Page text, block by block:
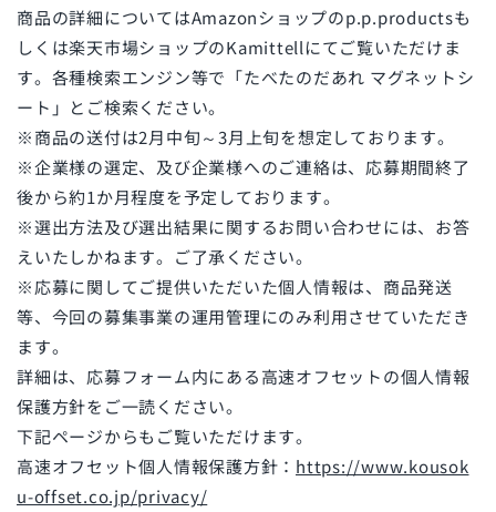
商品の詳細についてはAmazonショップのp.p.productsも
しくは楽天市場ショップのKamittellにてご覧いただけま
す。各種検索エンジン等で「たべたのだあれ マグネットシ
ート」とご検索ください。
※商品の送付は2月中旬～3月上旬を想定しております。
※企業様の選定、及び企業様へのご連絡は、応募期間終了
後から約1か月程度を予定しております。
※選出方法及び選出結果に関するお問い合わせには、お答
えいたしかねます。ご了承ください。
※応募に関してご提供いただいた個人情報は、商品発送
等、今回の募集事業の運用管理にのみ利用させていただき
ます。
詳細は、応募フォーム内にある高速オフセットの個人情報
保護方針をご一読ください。
下記ページからもご覧いただけます。
高速オフセット個人情報保護方針： https://www.kousok
u-offset.co.jp/privacy/